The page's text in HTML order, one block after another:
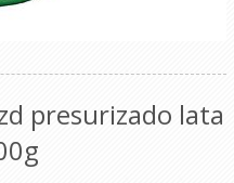
presurizado lata